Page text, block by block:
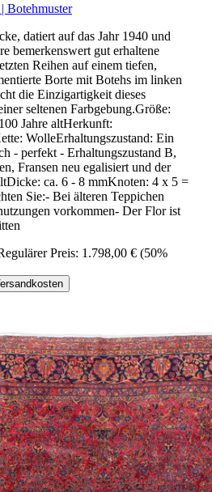
Botehmuster
datiert auf das Jahr 1940 und
bemerkenswert gut erhaltene
Reihen auf einem tiefen,
Borte mit Botehs im linken
die Einzigartigkeit dieses
seltenen Farbgebung.Größe:
Jahre altHerkunft:
WolleErhaltungszustand: Ein
- perfekt - Erhaltungszustand B,
Fransen neu egalisiert und der
ca. 6 - 8 mmKnoten: 4 x 5 =
Sie:- Bei älteren Teppichen
vorkommen- Der Flor ist
Preis: 1.798,00 € (50%